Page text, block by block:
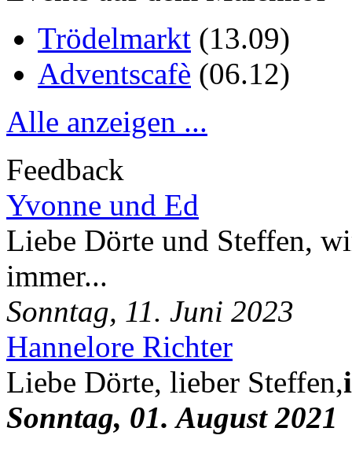
Trödelmarkt (13.09)
Adventscafè (06.12)
Alle anzeigen ...
Feedback
Yvonne und Ed
Liebe Dörte und Steffen,
immer...
Sonntag, 11. Juni 2023
Hannelore Richter
Liebe Dörte, lieber Steffen,
Sonntag, 01. August 2021